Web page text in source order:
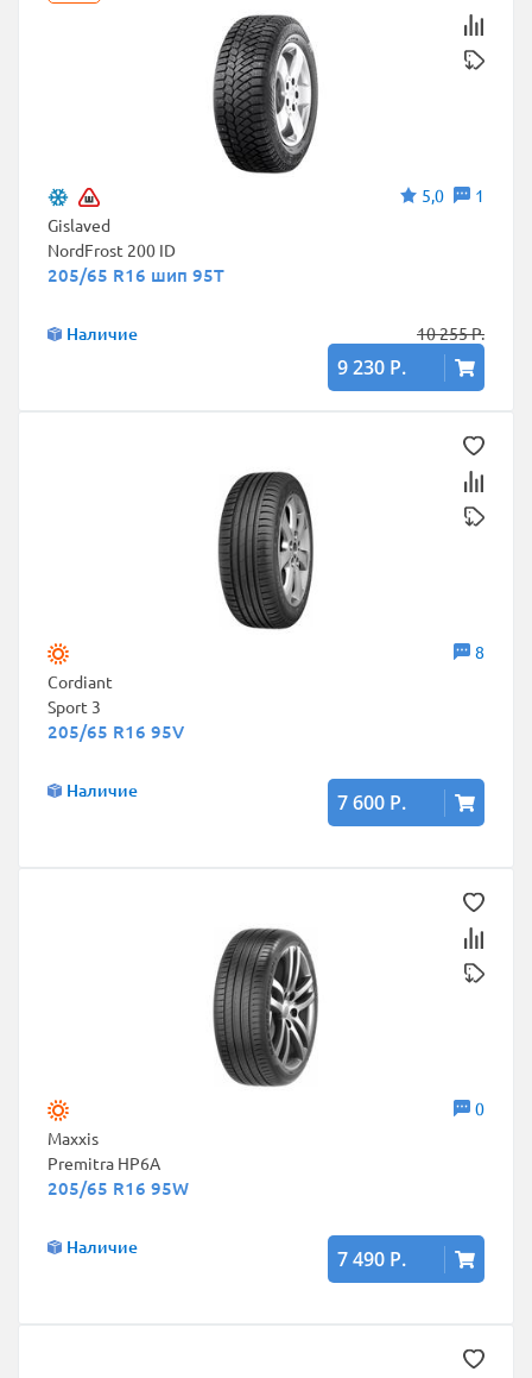
5,0
1
Gislaved
NordFrost 200 ID
205/65 R16 шип 95T
Наличие 10 255 Р.
9 230 Р.
8
Cordiant
Sport 3
205/65 R16 95V
Наличие 7 600 Р.
0
Maxxis
Premitra HP6A
205/65 R16 95W
Наличие 7 490 Р.